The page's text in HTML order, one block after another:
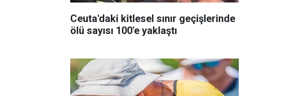
Ceuta'daki kitlesel sınır geçişlerinde
ölü sayısı 100'e yaklaştı